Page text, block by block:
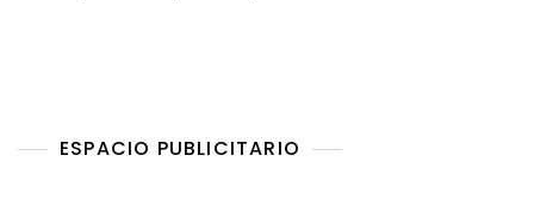
ESPACIO PUBLICITARIO